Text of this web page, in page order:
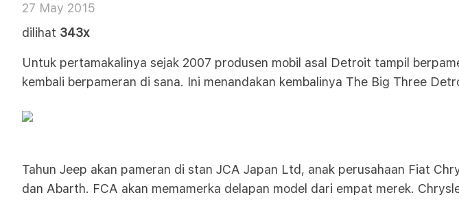
27 May 2015
dilihat 343x
Untuk pertamakalinya sejak 2007 produsen mobil asal Detroit tampil
kembali berpameran di sana. Ini menandakan kembalinya The Big Three
Tahun Jeep akan pameran di stan JCA Japan Ltd, anak perusahaan Fiat
dan Abarth. FCA akan memamerka delapan model dari empat merek.